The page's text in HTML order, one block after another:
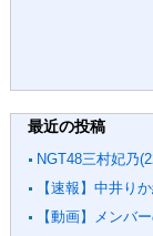
最近の投稿
NGT48三村妃乃
【速報】中井り
【動画】メンバ